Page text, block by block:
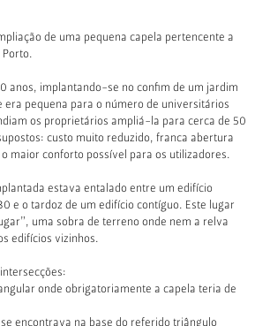
de uma pequena capela pertencente a
Porto.
anos, implantando-se no confim de um jardim
era pequena para o número de universitários
os proprietários ampliá-la para cerca de 50
custo muito reduzido, franca abertura
maior conforto possível para os utilizadores.
estava entalado entre um edifício
e o tardoz de um edifício contíguo. Este lugar
uma sobra de terreno onde nem a relva
edifícios vizinhos.
onde obrigatoriamente a capela teria de
encontrava na base do referido triângulo